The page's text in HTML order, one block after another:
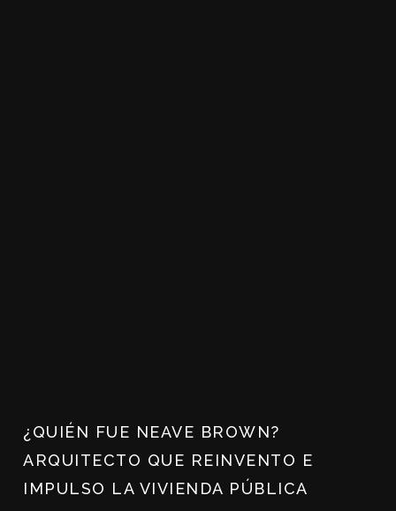
¿QUIÉN FUE NEAVE BROWN?
ARQUITECTO QUE REINVENTO E
IMPULSO LA VIVIENDA PÚBLICA